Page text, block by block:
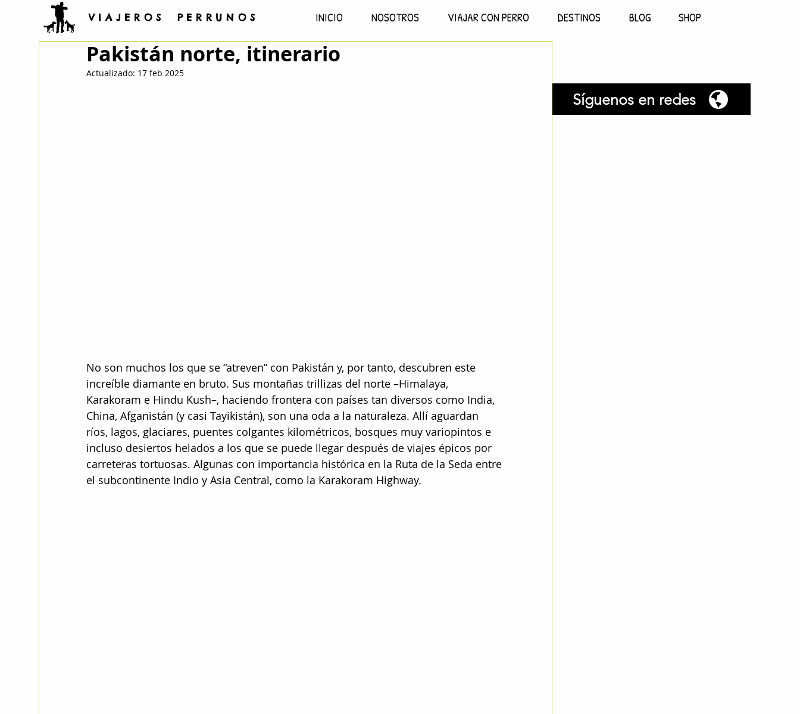
V I A J E R O S P E R R U N O S INICIO NOSOTROS VIAJAR CON PERRO DESTINOS BLOG SHOP
Pakistán norte, itinerario
Actualizado: 17 feb 2025
No son muchos los que se “atreven” con Pakistán y, por tanto, descubren este
increíble diamante en bruto. Sus montañas trillizas del norte –Himalaya,
Karakoram e Hindu Kush–, haciendo frontera con países tan diversos como India,
China, Afganistán (y casi Tayikistán), son una oda a la naturaleza. Allí aguardan
ríos, lagos, glaciares, puentes colgantes kilométricos, bosques muy variopintos e
incluso desiertos helados a los que se puede llegar después de viajes épicos por
carreteras tortuosas. Algunas con importancia histórica en la Ruta de la Seda entre
el subcontinente Indio y Asia Central, como la Karakoram Highway.
Síguenos en redes